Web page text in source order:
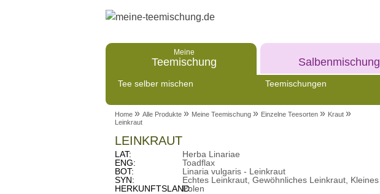
Meine
Teemischung
Tee selber mischen Teemischungen
Salbenmischung
Home » Alle Produkte » Meine Teemischung » Einzelne Teesorten » Kraut »
Leinkraut
LEINKRAUT
LAT:
Herba Linariae
ENG:
Toadflax
BOT:
Linaria vulgaris - Leinkraut
SYN:
Echtes Leinkraut, Gewöhnliches Leinkraut,
HERKUNFTSLAND:Polen